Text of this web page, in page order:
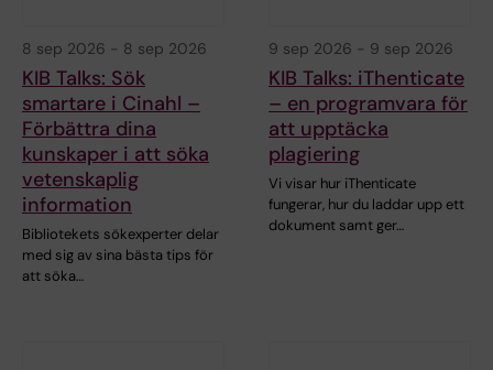
8 sep 2026 - 8 sep 2026
KIB Talks: Sök
smartare i Cinahl –
Förbättra dina
kunskaper i att söka
vetenskaplig
information
Bibliotekets sökexperter delar
med sig av sina bästa tips för
att söka…
9 sep 2026 - 9 sep 2026
KIB Talks: iThenticate
– en programvara för
att upptäcka
plagiering
Vi visar hur iThenticate
fungerar, hur du laddar upp ett
dokument samt ger…